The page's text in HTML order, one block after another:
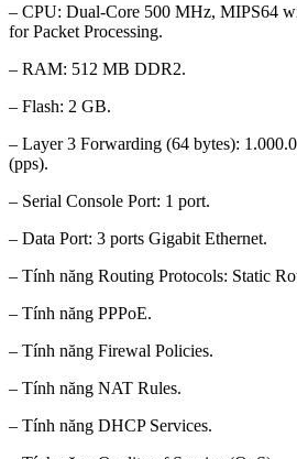
– CPU: Dual-Core 500 MHz, MIPS64
for Packet Processing.
– RAM: 512 MB DDR2.
– Flash: 2 GB.
– Layer 3 Forwarding (64 bytes):
(pps).
– Serial Console Port: 1 port.
– Data Port: 3 ports Gigabit Ethernet.
– Tính năng Routing Protocols: Static
– Tính năng PPPoE.
– Tính năng Firewal Policies.
– Tính năng NAT Rules.
– Tính năng DHCP Services.